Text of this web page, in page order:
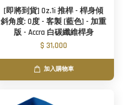
[即將到貨] Oz.1i 推桿 - 桿身傾
斜角度: 0度 - 客製 [藍色] - 加重
版 - Accra 白碳纖維桿身
$ 31,000
加入購物車